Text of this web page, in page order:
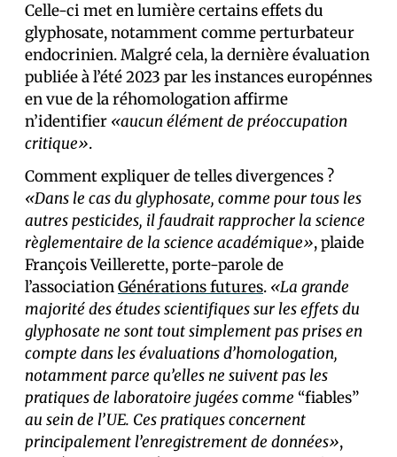
Celle-ci met en lumière certains effets du
glyphosate, notamment comme perturbateur
endocrinien. Malgré cela, la dernière évaluation
publiée à l’été 2023 par les instances europénnes
en vue de la réhomologation affirme
n’identifier «aucun élément de préoccupation
critique».
Comment expliquer de telles divergences ?
«Dans le cas du glyphosate, comme pour tous les
autres pesticides, il faudrait rapprocher la science
règlementaire de la science académique», plaide
François Veillerette, porte-parole de
l’associationGénérations futures. «La grande
majorité des études scientifiques sur les effets du
glyphosate ne sont tout simplement pas prises en
compte dans les évaluations d’homologation,
notamment parce qu’elles ne suivent pas les
pratiques de laboratoire jugées comme “fiables”
au sein de l’UE. Ces pratiques concernent
principalement l’enregistrement de données»,